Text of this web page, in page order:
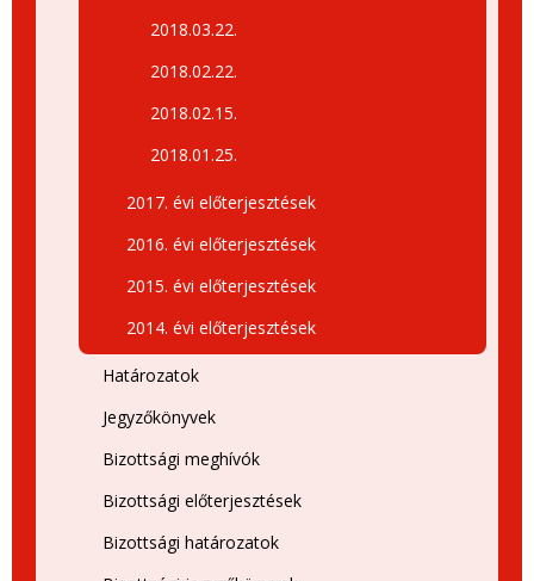
2018.03.22.
2018.02.22.
2018.02.15.
2018.01.25.
2017. évi előterjesztések
2016. évi előterjesztések
2015. évi előterjesztések
2014. évi előterjesztések
Határozatok
Jegyzőkönyvek
Bizottsági meghívók
Bizottsági előterjesztések
Bizottsági határozatok